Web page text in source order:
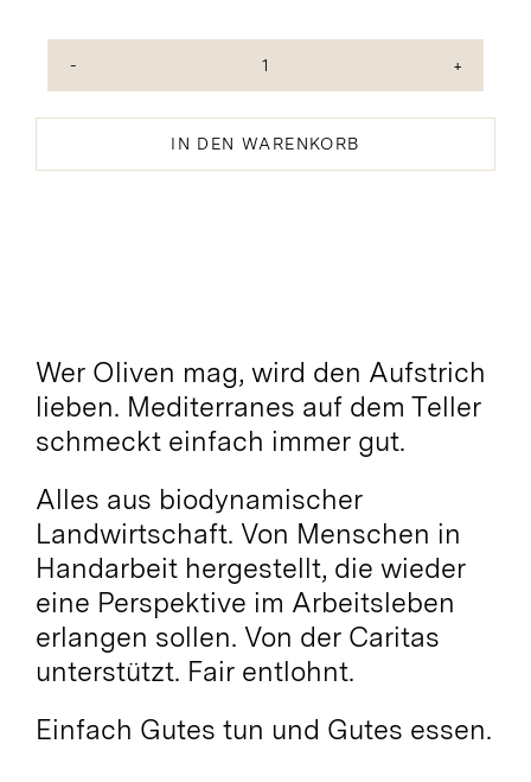
Grüne
Bio&Vegan
Menge
IN DEN WARENKORB
Wer Oliven mag, wird den Aufstrich
lieben. Mediterranes auf dem Teller
schmeckt einfach immer gut.
Alles aus biodynamischer
Landwirtschaft. Von Menschen in
Handarbeit hergestellt, die wieder
eine Perspektive im Arbeitsleben
erlangen sollen. Von der Caritas
unterstützt. Fair entlohnt.
Einfach Gutes tun und Gutes essen.